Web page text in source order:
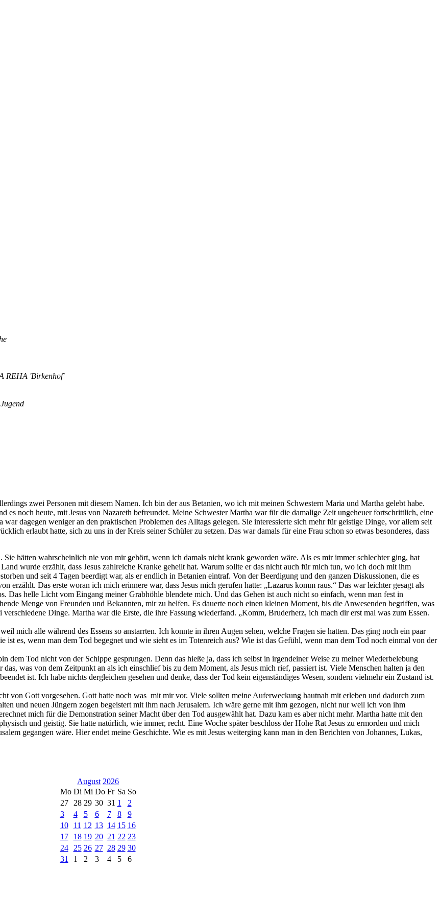
REHA 'Birkenhof'
zwei Personen mit diesem Namen. Ich bin der aus Betanien, wo ich mit meinen Schwestern Maria und Martha gelebt habe.
es noch heute, mit Jesus von Nazareth befreundet. Meine Schwester Martha war für die damalige Zeit ungeheuer fortschrittlich, eine
dagegen weniger an den praktischen Problemen des Alltags gelegen. Sie interessierte sich mehr für geistige Dinge, vor allem seit
erlaubt hatte, sich zu uns in der Kreis seiner Schüler zu setzen. Das war damals für eine Frau schon so etwas besonderes, dass
hätten wahrscheinlich nie von mir gehört, wenn ich damals nicht krank geworden wäre. Als es mir immer schlechter ging, hat
wurde erzählt, dass Jesus zahlreiche Kranke geheilt hat. Warum sollte er das nicht auch für mich tun, wo ich doch mit ihm
und seit 4 Tagen beerdigt war, als er endlich in Betanien eintraf. Von der Beerdigung und den ganzen Diskussionen, die es
erzählt. Das erste woran ich mich erinnere war, dass Jesus mich gerufen hatte: „Lazarus komm raus.“ Das war leichter gesagt als
Das helle Licht vom Eingang meiner Grabhöhle blendete mich. Und das Gehen ist auch nicht so einfach, wenn man fest in
Menge von Freunden und Bekannten, mir zu helfen. Es dauerte noch einen kleinen Moment, bis die Anwesenden begriffen, was
Dinge. Martha war die Erste, die ihre Fassung wiederfand. „Komm, Bruderherz, ich mach dir erst mal was zum Essen.
mich alle während des Essens so anstarrten. Ich konnte in ihren Augen sehen, welche Fragen sie hatten. Das ging noch ein paar
es, wenn man dem Tod begegnet und wie sieht es im Totenreich aus? Wie ist das Gefühl, wenn man dem Tod noch einmal von der
dem Tod nicht von der Schippe gesprungen. Denn das hieße ja, dass ich selbst in irgendeiner Weise zu meiner Wiederbelebung
was von dem Zeitpunkt an als ich einschlief bis zu dem Moment, als Jesus mich rief, passiert ist. Viele Menschen halten ja den
ist. Ich habe nichts dergleichen gesehen und denke, dass der Tod kein eigenständiges Wesen, sondern vielmehr ein Zustand ist.
von Gott vorgesehen. Gott hatte noch was mit mir vor. Viele sollten meine Auferweckung hautnah mit erleben und dadurch zum
und neuen Jüngern zogen begeistert mit ihm nach Jerusalem. Ich wäre gerne mit ihm gezogen, nicht nur weil ich von ihm
mich für die Demonstration seiner Macht über den Tod ausgewählt hat. Dazu kam es aber nicht mehr. Martha hatte mit den
und geistig. Sie hatte natürlich, wie immer, recht. Eine Woche später beschloss der Hohe Rat Jesus zu ermorden und mich
gegangen wäre. Hier endet meine Geschichte. Wie es mit Jesus weiterging kann man in den Berichten von Johannes, Lukas,
August 2026
Mo Di Mi Do Fr Sa So
27
28 29 30 31 1
2
3
4 5 6 7 8
9
10
11 12 13 14 15 16
17
18 19 20 21 22 23
24
25 26 27 28 29 30
31
1 2 3 4 5 6